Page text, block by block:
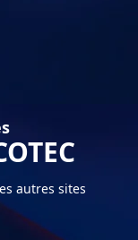
autres sites